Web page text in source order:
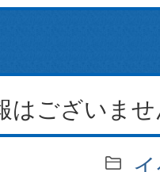
はございま